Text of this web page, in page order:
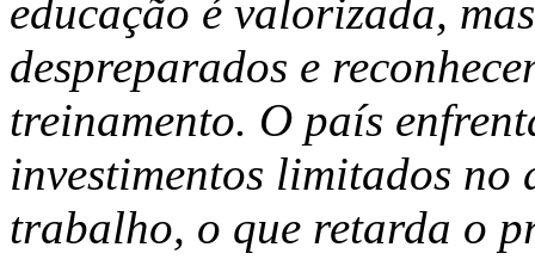
educação é valorizada,
despreparados e
treinamento. O país
investimentos limitados no
trabalho, o que retarda o